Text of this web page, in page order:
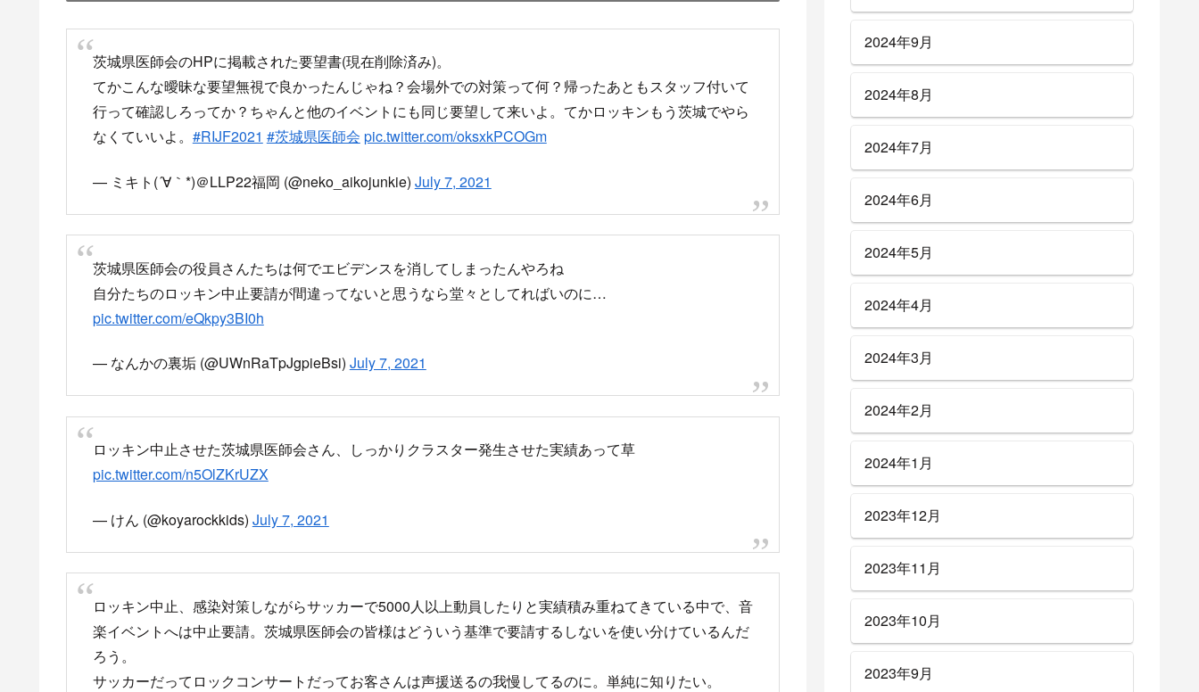
茨城県医師会のHPに掲載された要望書(現在削除済み)。
てかこんな曖昧な要望無視で良かったんじゃね？会場外での対策って何？帰ったあともスタッフ付いて
行って確認しろってか？ちゃんと他のイベントにも同じ要望して来いよ。てかロッキンもう茨城でやら
なくていいよ。 #RIJF2021 #茨城県医師会 pic.twitter.com/oksxkPCOGm
— ミキト(´∀｀*)＠LLP22福岡 (@neko_aikojunkie) July 7, 2021
茨城県医師会の役員さんたちは何でエビデンスを消してしまったんやろね
自分たちのロッキン中止要請が間違ってないと思うなら堂々としてればいのに…
pic.twitter.com/eQkpy3BI0h
— なんかの裏垢 (@UWnRaTpJgpieBsi) July 7, 2021
ロッキン中止させた茨城県医師会さん、しっかりクラスター発生させた実績あって草
pic.twitter.com/n5OlZKrUZX
— けん (@koyarockkids) July 7, 2021
ロッキン中止、感染対策しながらサッカーで5000人以上動員したりと実績積み重ねてきている中で、音
楽イベントへは中止要請。茨城県医師会の皆様はどういう基準で要請するしないを使い分けているんだ
ろう。
サッカーだってロックコンサートだってお客さんは声援送るの我慢してるのに。単純に知りたい。
2024年9月
2024年8月
2024年7月
2024年6月
2024年5月
2024年4月
2024年3月
2024年2月
2024年1月
2023年12月
2023年11月
2023年10月
2023年9月